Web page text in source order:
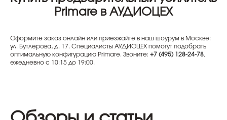
Primare в АУДИОЦЕХ
Оформите заказ онлайн или приезжайте в наш шоурум в Москве:
ул. Бутлерова, д. 17. Специалисты АУДИОЦЕХ помогут подобрать
оптимальную конфигурацию Primare. Звоните: +7 (495) 128-24-78,
ежедневно с 10:15 до 19:00.